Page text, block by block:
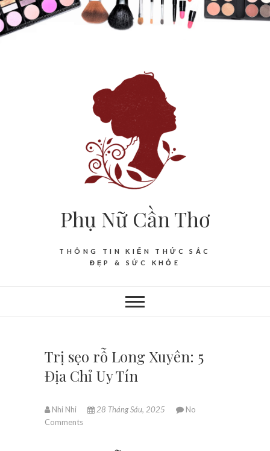
Phụ Nữ Cần Thơ
THÔNG TIN KIẾN THỨC SẮC
ĐẸP & SỨC KHỎE
Trị sẹo rỗ Long Xuyên: 5
Địa Chỉ Uy Tín
Nhi Nhi 28 Tháng Sáu, 2025
No
Comments